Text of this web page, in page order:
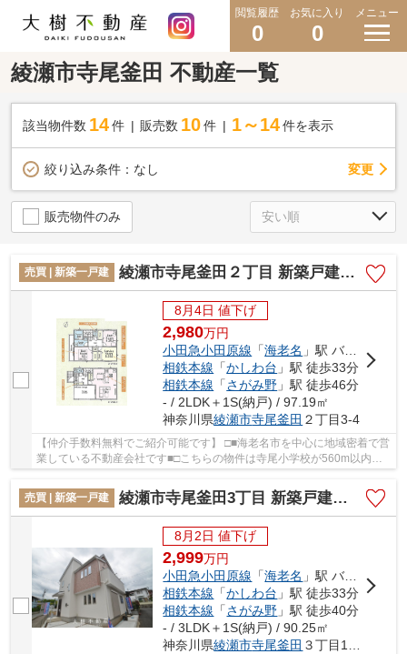
閲覧履歴
0
お気に入り
0
メニュー
綾瀬市寺尾釜田 不動産一覧
該当物件数 14件 販売数 10 件 1～14 件を表示
絞り込み条件： なし 変更
販売物件のみ
売買 | 新築一戸建 綾瀬市寺尾釜田２丁目 新築戸建て 全1棟【仲介手数料無料】
8月4日 値下げ
2,980万円
小田急小田原線 「海老名 」駅 バス15分 「釜田」 停歩6分
相鉄本線 「かしわ台 」駅 徒歩33分
相鉄本線 「さがみ野 」駅 徒歩46分
- / 2LDK＋1S(納戸) / 97.19㎡
神奈川県綾瀬市寺尾釜田 ２丁目3-4
【仲介手数料無料でご紹介可能です】 □■海老名市を中心に地域密着で営
業している不動産会社です■□こちらの物件は寺尾小学校が560m以内に
売買 | 新築一戸建
綾瀬市寺尾釜田3丁目 新築戸建て 全1棟【仲介手数料無料】
8月2日 値下げ
2,999万円
小田急小田原線 「海老名 」駅 バス14分 「釜田」 停歩3分
相鉄本線 「かしわ台 」駅 徒歩33分
相鉄本線 「さがみ野 」駅 徒歩40分
- / 3LDK＋1S(納戸) / 90.25㎡
神奈川県綾瀬市寺尾釜田 ３丁目11-18